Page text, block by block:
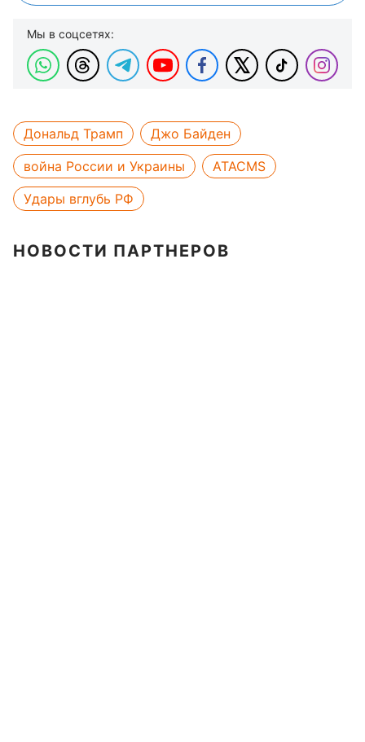
Мы в соцсетях:
Дональд Трамп
Джо Байден
война России и Украины
ATACMS
Удары вглубь РФ
НОВОСТИ ПАРТНЕРОВ